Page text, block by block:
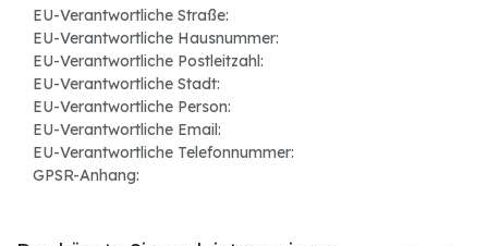
EU-Verantwortliche Straße:
EU-Verantwortliche Hausnummer:
EU-Verantwortliche Postleitzahl:
EU-Verantwortliche Stadt:
EU-Verantwortliche Person:
EU-Verantwortliche Email:
EU-Verantwortliche Telefonnummer:
GPSR-Anhang: